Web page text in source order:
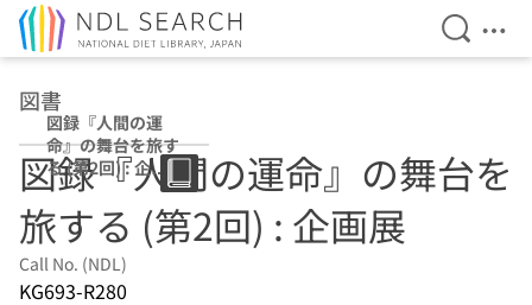
Open
図書
図録『人間の運
命』の舞台を旅す
る (第2回) : 企画
展
図録『人間の運命』の舞台を
旅する (第2回) : 企画展
Call No. (NDL)
KG693-R280